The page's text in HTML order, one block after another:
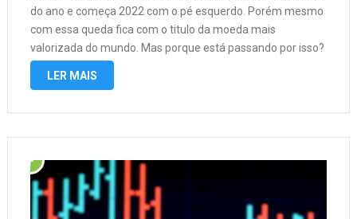
do ano e começa 2022 com o pé esquerdo. Porém mesmo
com essa queda fica com o titulo da moeda mais
valorizada do mundo. Mas porque está passando por isso?
De acordo com a Decrypt, após …
LER MAIS